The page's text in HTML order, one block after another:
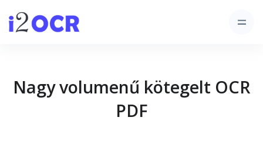
Nagy volumenű kötegelt OCR
PDF